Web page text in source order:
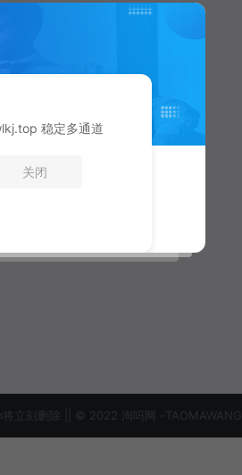
将立刻删除 || © 2022 淘吗网 -
稳定多通道
关闭